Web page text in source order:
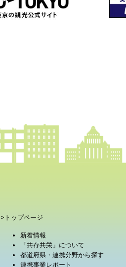
>トップページ
新着情報
「共存共栄」について
都道府県・連携分野から探す
連携事業レポート